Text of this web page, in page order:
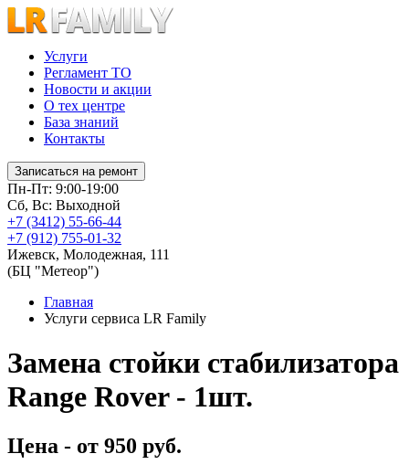
Услуги
Регламент ТО
Новости и акции
О тех центре
База знаний
Контакты
Записаться на ремонт
Пн-Пт: 9:00-19:00
Сб, Вс: Выходной
+7 (3412) 55-66-44
+7 (912) 755-01-32
Ижевск, Молодежная, 111
(БЦ "Метеор")
Главная
Услуги сервиса LR Family
Замена стойки стабилизатора
Range Rover - 1шт.
Цена - от 950 руб.